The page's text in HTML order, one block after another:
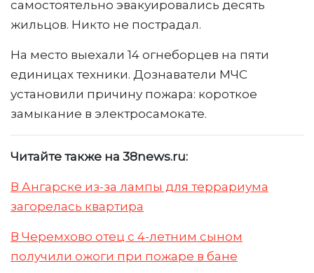
самостоятельно эвакуировались десять
жильцов. Никто не пострадал.
На место выехали 14 огнеборцев на пяти
единицах техники. Дознаватели МЧС
установили причину пожара: короткое
замыкание в электросамокате.
Читайте также на 38news.ru:
В Ангарске из-за лампы для террариума
загорелась квартира
В Черемхово отец с 4-летним сыном
получили ожоги при пожаре в бане